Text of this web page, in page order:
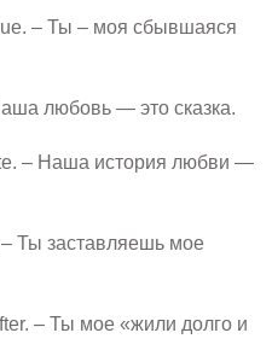
– Ты – моя сбывшаяся
любовь — это сказка.
– Наша история любви —
Ты заставляешь мое
– Ты мое «жили долго и